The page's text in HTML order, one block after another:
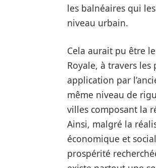
les balnéaires qui
niveau urbain.
Cela aurait pu être
Royale, à travers
application par
même niveau de
villes composant la
Ainsi, malgré la
économique et
prospérité